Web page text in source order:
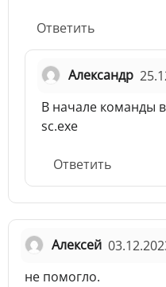
Ответить
Александр
В начале команды
sc.exe
Ответить
Алексей
не помогло.